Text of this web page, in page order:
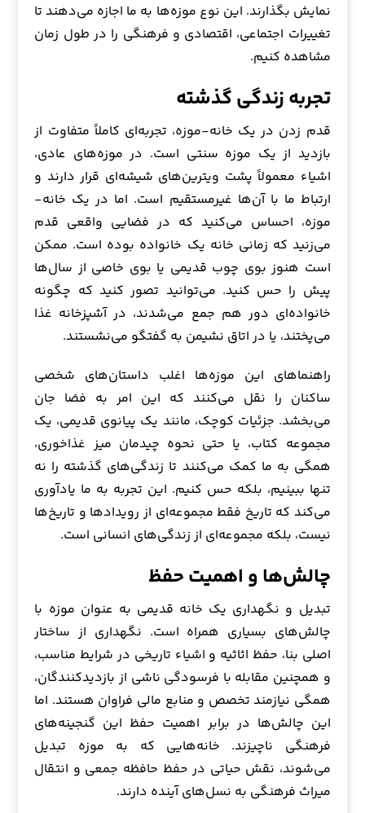
نمایش بگذارند. این نوع موزه‌ها به ما اجازه می‌دهند تا
تغییرات اجتماعی، اقتصادی و فرهنگی را در طول زمان
مشاهده کنیم.
تجربه زندگی گذشته
قدم زدن در یک خانه-موزه، تجربه‌ای کاملاً متفاوت از
بازدید از یک موزه سنتی است. در موزه‌های عادی،
اشیاء معمولاً پشت ویترین‌های شیشه‌ای قرار دارند و
ارتباط ما با آن‌ها غیرمستقیم است. اما در یک خانه-
موزه، احساس می‌کنید که در فضایی واقعی قدم
می‌زنید که زمانی خانه یک خانواده بوده است. ممکن
است هنوز بوی چوب قدیمی یا بوی خاصی از سال‌ها
پیش را حس کنید. می‌توانید تصور کنید که چگونه
خانواده‌ای دور هم جمع می‌شدند، در آشپزخانه غذا
می‌پختند، یا در اتاق نشیمن به گفتگو می‌نشستند.
راهنماهای این موزه‌ها اغلب داستان‌های شخصی
ساکنان را نقل می‌کنند که این امر به فضا جان
می‌بخشد. جزئیات کوچک، مانند یک پیانوی قدیمی، یک
مجموعه کتاب، یا حتی نحوه چیدمان میز غذاخوری،
همگی به ما کمک می‌کنند تا زندگی‌های گذشته را نه
تنها ببینیم، بلکه حس کنیم. این تجربه به ما یادآوری
می‌کند که تاریخ فقط مجموعه‌ای از رویدادها و تاریخ‌ها
نیست، بلکه مجموعه‌ای از زندگی‌های انسانی است.
چالش‌ها و اهمیت حفظ
تبدیل و نگهداری یک خانه قدیمی به عنوان موزه با
چالش‌های بسیاری همراه است. نگهداری از ساختار
اصلی بنا، حفظ اثاثیه و اشیاء تاریخی در شرایط مناسب،
و همچنین مقابله با فرسودگی ناشی از بازدیدکنندگان،
همگی نیازمند تخصص و منابع مالی فراوان هستند. اما
این چالش‌ها در برابر اهمیت حفظ این گنجینه‌های
فرهنگی ناچیزند. خانه‌هایی که به موزه تبدیل
می‌شوند، نقش حیاتی در حفظ حافظه جمعی و انتقال
میراث فرهنگی به نسل‌های آینده دارند.